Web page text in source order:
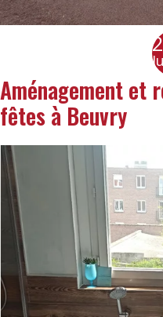
2
Aménagement et
fêtes à Beuvry